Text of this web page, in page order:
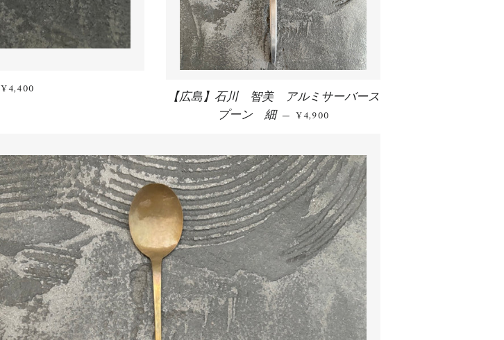
通常価格
¥4,400
【広島】石川 智美 アルミサーバース
プーン 細 — 通常価格
¥4,900